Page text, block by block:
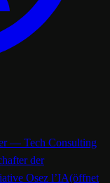
— Tech Consulting
der
Osez l’IA(öffnet